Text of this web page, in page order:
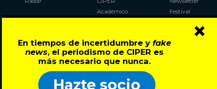
En tiempos de incertidumbre y fake
news, el periodismo de CIPER es
más necesario que nunca.
Hazte socio
×
Académico
Al Plebiscito
con CIPER
Festival